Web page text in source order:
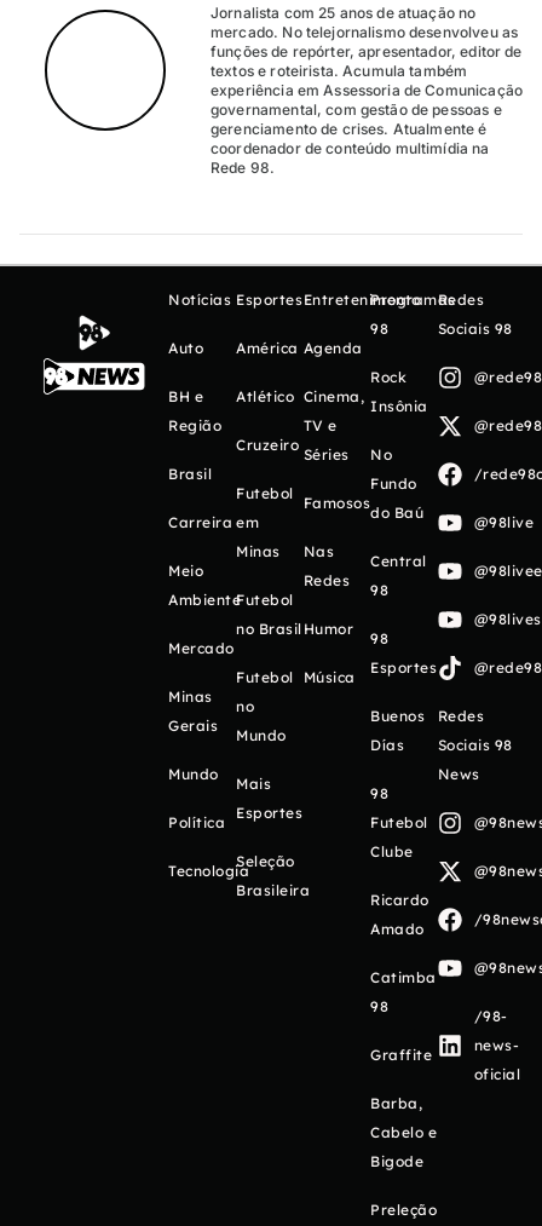
Jornalista com 25 anos de atuação no
mercado. No telejornalismo desenvolveu as
funções de repórter, apresentador, editor de
textos e roteirista. Acumula também
experiência em Assessoria de Comunicação
governamental, com gestão de pessoas e
gerenciamento de crises. Atualmente é
coordenador de conteúdo multimídia na
Rede 98.
Notícias
Auto
BH e
Região
Brasil
Carreira
Meio
Ambiente
Mercado
Minas
Gerais
Mundo
Política
Tecnologia
Esportes
América
Atlético
Cruzeiro
Futebol
em
Minas
Futebol
no Brasil
Futebol
no
Mundo
Mais
Esportes
Seleção
Brasileira
Entretenimento
Agenda
Cinema,
TV e
Séries
Famosos
Nas
Redes
Humor
Música
Programas
98
Rock
Insônia
No
Fundo
do Baú
Central
98
98
Esportes
Buenos
Días
98
Futebol
Clube
Ricardo
Amado
Catimba
98
Graffite
Barba,
Cabelo e
Bigode
Preleção
Redes
Sociais 98
/
@98live
Redes
Sociais 98
News
/
/98-
news-
oficial